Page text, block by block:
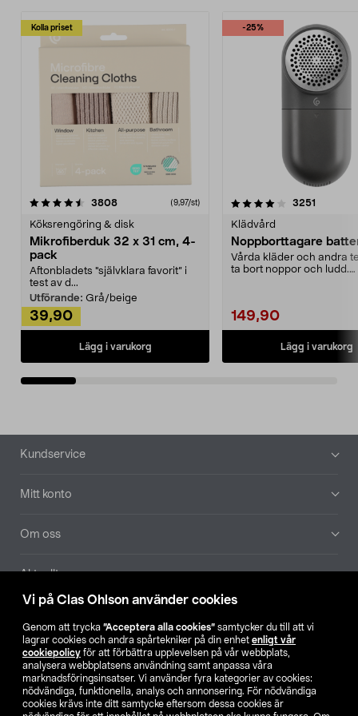
Vi på Clas Ohlson använder cookies
Genom att trycka ”Acceptera alla cookies” samtycker du till att vi
lagrar cookies och andra spårtekniker på din enhet enligt vår
cookiepolicy för att förbättra upplevelsen på vår webbplats,
analysera webbplatsens användning samt anpassa våra
marknadsföringsinsatser. Vi använder fyra kategorier av cookies:
nödvändiga, funktionella, analys och annonsering. För nödvändiga
cookies krävs inte ditt samtycke eftersom dessa cookies är
Kolla priset
3808recensioner (9,97/st)
Köksrengöring & disk
Mikrofiberduk 32 x 31 cm, 4-
pack
Aftonbladets "självklara favorit” i
test av d...
Utförande: Grå/beige
39,90
Lägg i varukorg
-25%
4.0av 5 stjärnor 3251
Klädvård
Noppborttagare
Vårda kläder och andra
ta bort noppor och ludd.
149,90
Lägg i varukorg
4.5av 5 stjärnor
Sidfot
Kundservice
Mitt konto
Om oss
Aktuellt
Hitta butik
SE NO FI